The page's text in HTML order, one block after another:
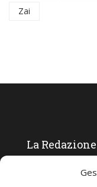
Zai
La Redazione
Direttore